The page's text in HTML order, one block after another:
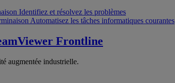
Identifiez et résolvez les problèmes
Automatisez les tâches informatiques courantes
Frontline
augmentée industrielle.